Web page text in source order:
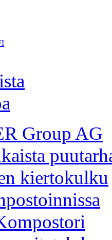
Group AG
kiertokulku